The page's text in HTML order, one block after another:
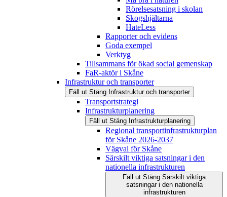
Rörelsesatsning i skolan
Skogshjältarna
HateLess
Rapporter och evidens
Goda exempel
Verktyg
Tillsammans för ökad social gemenskap
FaR-aktör i Skåne
Infrastruktur och transporter
Fäll ut Stäng Infrastruktur och transporter
Transportstrategi
Infrastrukturplanering
Fäll ut Stäng Infrastrukturplanering
Regional transportinfrastrukturplan
för Skåne 2026-2037
Vägval för Skåne
Särskilt viktiga satsningar i den
nationella infrastrukturen
Fäll ut Stäng Särskilt viktiga
satsningar i den nationella
infrastrukturen